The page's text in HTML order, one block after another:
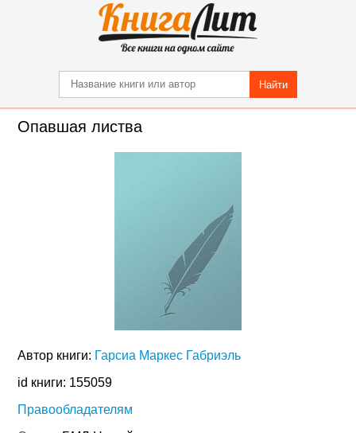
Найти
Опавшая листва
Автор книги: Гарсиа Маркес Габриэль
id книги: 155059
Правообладателям